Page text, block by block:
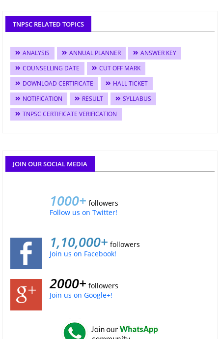
TNPSC RELATED TOPICS
ANALYSIS ANNUAL PLANNER
ANSWER KEY
COUNSELLING DATE
CUT OFF MARK
DOWNLOAD CERTIFICATE
HALL TICKET
NOTIFICATION
RESULT
SYLLABUS
TNPSC CERTIFICATE VERIFICATION
JOIN OUR SOCIAL MEDIA
1000+ followers
Follow us on Twitter!
1,10,000+ followers
Join us on Facebook!
2000+ followers
Join us on Google+!